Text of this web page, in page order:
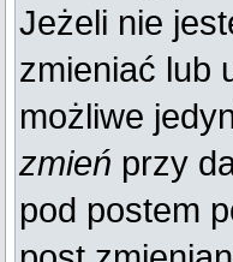
Jeżeli nie
zmieniać lub
możliwe
zmień przy
pod postem